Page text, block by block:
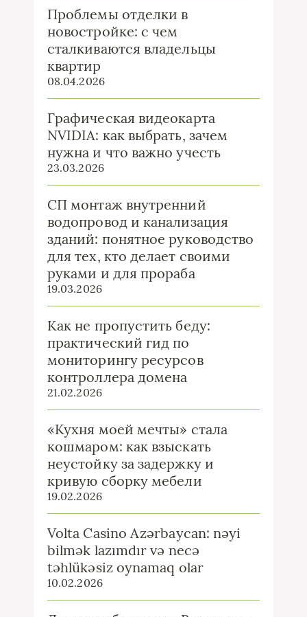
Проблемы отделки в
новостройке: с чем
сталкиваются владельцы
квартир
08.04.2026
Графическая видеокарта
NVIDIA: как выбрать, зачем
нужна и что важно учесть
23.03.2026
СП монтаж внутренний
водопровод и канализация
зданий: понятное руководство
для тех, кто делает своими
руками и для прораба
19.03.2026
Как не пропустить беду:
практический гид по
мониторингу ресурсов
контроллера домена
21.02.2026
«Кухня моей мечты» стала
кошмаром: как взыскать
неустойку за задержку и
кривую сборку мебели
19.02.2026
Volta Casino Azərbaycan: nəyi
bilmək lazımdır və necə
təhlükəsiz oynamaq olar
10.02.2026